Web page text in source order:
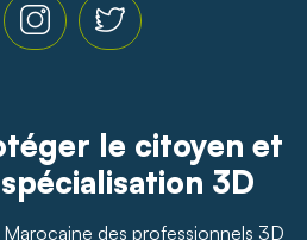
le citoyen et
3D
des professionnels 3D